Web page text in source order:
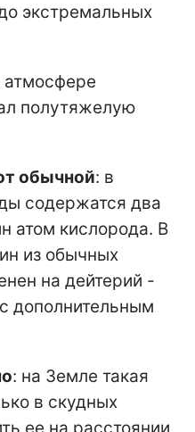
экстремальных
атмосфере
полутяжелую
обычной: в
содержатся два
атом кислорода. В
из обычных
на дейтерий -
дополнительным
: на Земле такая
в скудных
ее на расстоянии